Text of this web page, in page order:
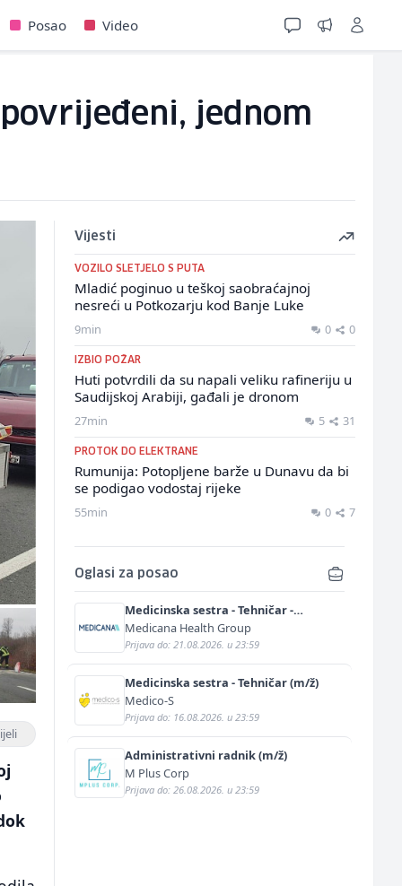
Posao Video
jednom
Vijesti
VOZILO SLETJELO S PUTA
Mladić poginuo u teškoj saobraćajnoj
nesreći u Potkozarju kod Banje Luke
9min 0 0
IZBIO POŽAR
Huti potvrdili da su napali veliku rafineriju u
Saudijskoj Arabiji, gađali je dronom
27min 5 31
PROTOK DO ELEKTRANE
Rumunija: Potopljene barže u Dunavu da bi
se podigao vodostaj rijeke
55min 0 7
Oglasi za posao
Medicinska sestra - Tehničar -
Anestetičar (m/ž)
Medicana Health Group
Prijava do: 21.08.2026. u 23:59
Medicinska sestra - Tehničar (m/ž)
Medico-S
Prijava do: 16.08.2026. u 23:59
Administrativni radnik (m/ž)
M Plus Corp
Prijava do: 26.08.2026. u 23:59